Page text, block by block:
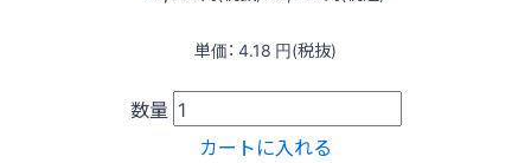
単価： 4.18 円(税抜)
数量
カートに入れる